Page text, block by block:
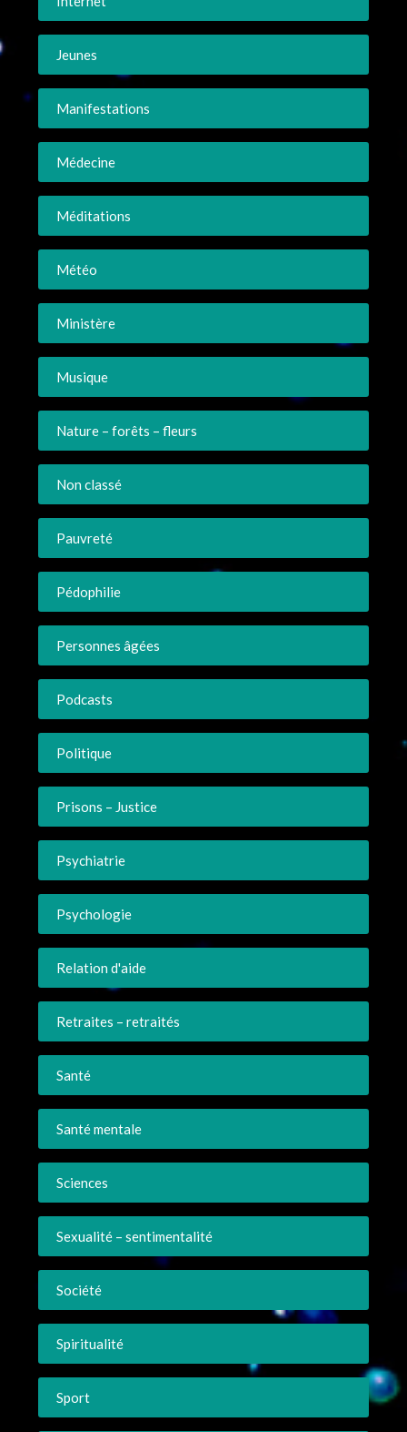
Jeunes
Manifestations
Médecine
Méditations
Météo
Ministère
Musique
Nature – forêts – fleurs
Non classé
Pauvreté
Pédophilie
Personnes âgées
Podcasts
Politique
Prisons – Justice
Psychiatrie
Psychologie
Relation d'aide
Retraites – retraités
Santé
Santé mentale
Sciences
Sexualité – sentimentalité
Société
Spiritualité
Sport